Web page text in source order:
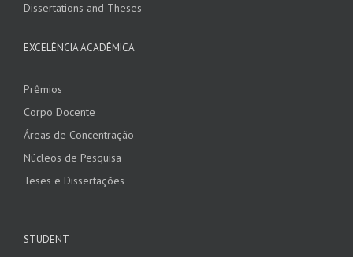
Dissertations and Theses
EXCELÊNCIA ACADÊMICA
Prêmios
Corpo Docente
Áreas de Concentração
Núcleos de Pesquisa
Teses e Dissertações
STUDENT